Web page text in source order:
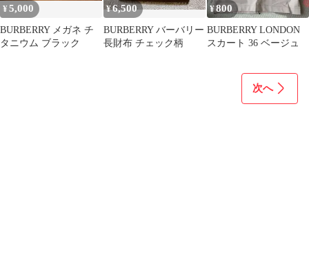
¥5,000
BURBERRY メガネ チ
タニウム ブラック
¥6,500
BURBERRY バーバリー
長財布 チェック柄
¥800
BURBERRY LONDON
スカート 36 ベージュ
次へ